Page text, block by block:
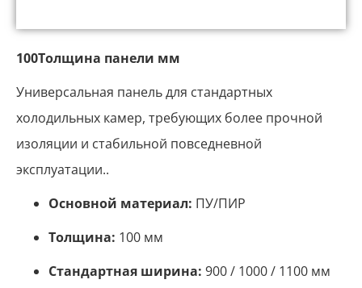
100Толщина панели мм
Универсальная панель для стандартных
холодильных камер, требующих более прочной
изоляции и стабильной повседневной
эксплуатации..
Основной материал: ПУ/ПИР
Толщина: 100 мм
Стандартная ширина: 900 / 1000 / 1100 мм